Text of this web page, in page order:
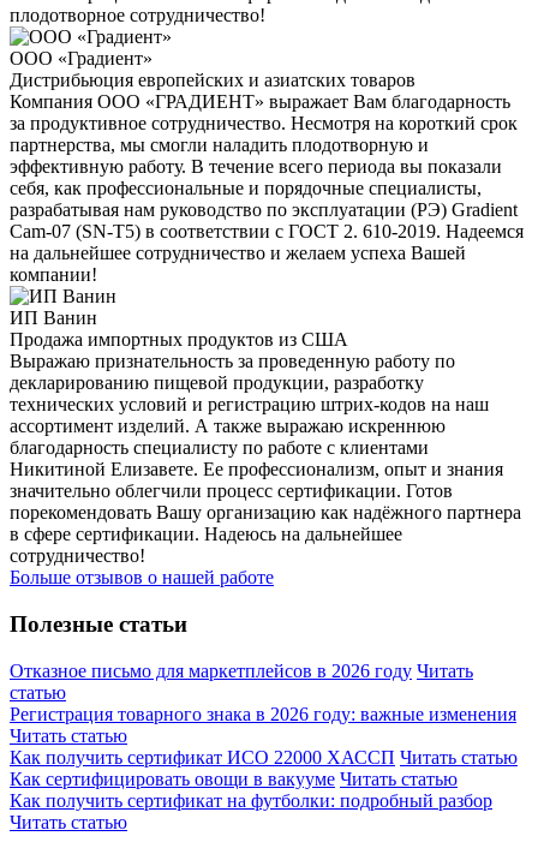
плодотворное сотрудничество!
ООО «Градиент»
Дистрибьюция европейских и азиатских товаров
Компания ООО «ГРАДИЕНТ» выражает Вам благодарность
за продуктивное сотрудничество. Несмотря на короткий срок
партнерства, мы смогли наладить плодотворную и
эффективную работу. В течение всего периода вы показали
себя, как профессиональные и порядочные специалисты,
разрабатывая нам руководство по эксплуатации (РЭ) Gradient
Cam-07 (SN-T5) в соответствии с ГОСТ 2. 610-2019. Надеемся
на дальнейшее сотрудничество и желаем успеха Вашей
компании!
ИП Ванин
Продажа импортных продуктов из США
Выражаю признательность за проведенную работу по
декларированию пищевой продукции, разработку
технических условий и регистрацию штрих-кодов на наш
ассортимент изделий. А также выражаю искреннюю
благодарность специалисту по работе с клиентами
Никитиной Елизавете. Ее профессионализм, опыт и знания
значительно облегчили процесс сертификации. Готов
порекомендовать Вашу организацию как надёжного партнера
в сфере сертификации. Надеюсь на дальнейшее
сотрудничество!
Больше отзывов о нашей работе
Полезные статьи
Отказное письмо для маркетплейсов в 2026 году Читать
статью
Регистрация товарного знака в 2026 году: важные изменения
Читать статью
Как получить сертификат ИСО 22000 ХАССП Читать статью
Как сертифицировать овощи в вакууме Читать статью
Как получить сертификат на футболки: подробный разбор
Читать статью